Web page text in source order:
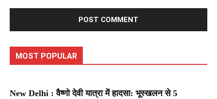
MOST POPULAR
New Delhi : वैष्णो देवी यात्रा में हादसा: भूस्खलन से 5